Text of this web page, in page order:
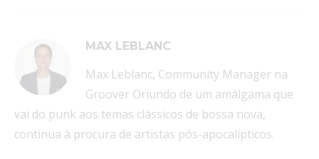
MAX LEBLANC
Max Leblanc, Community Manager na
Groover Oriundo de um amálgama que
vai do punk aos temas clássicos de bossa nova,
continua à procura de artistas pós-apocalípticos.